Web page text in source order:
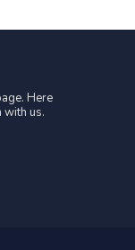
Here
with us.